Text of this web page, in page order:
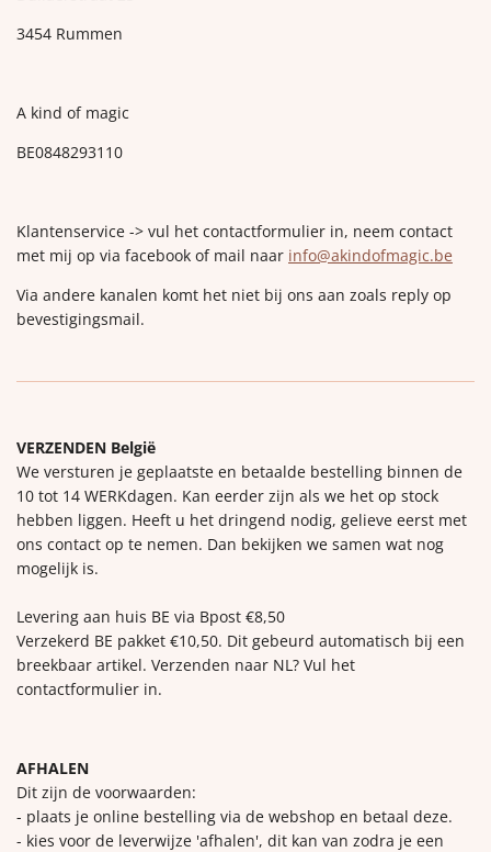
3454 Rummen
A kind of magic
BE0848293110
Klantenservice -> vul het contactformulier in, neem contact
met mij op via facebook of mail naar info@akindofmagic.be
Via andere kanalen komt het niet bij ons aan zoals reply op
bevestigingsmail.
VERZENDEN België
We versturen je geplaatste en betaalde bestelling binnen de
10 tot 14 WERKdagen. Kan eerder zijn als we het op stock
hebben liggen. Heeft u het dringend nodig, gelieve eerst met
ons contact op te nemen. Dan bekijken we samen wat nog
mogelijk is.
Levering aan huis BE via Bpost €8,50
Verzekerd BE pakket €10,50. Dit gebeurd automatisch bij een
breekbaar artikel. Verzenden naar NL? Vul het
contactformulier in.
AFHALEN
Dit zijn de voorwaarden:
- plaats je online bestelling via de webshop en betaal deze.
- kies voor de leverwijze 'afhalen', dit kan van zodra je een